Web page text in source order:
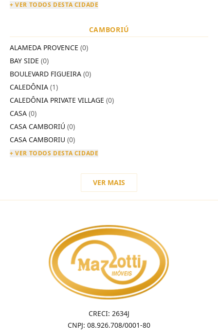
+ VER TODOS DESTA CIDADE
CAMBORIÚ
ALAMEDA PROVENCE (0)
BAY SIDE (0)
BOULEVARD FIGUEIRA (0)
CALEDÔNIA (1)
CALEDÔNIA PRIVATE VILLAGE (0)
CASA (0)
CASA CAMBORIÚ (0)
CASA CAMBORIU (0)
+ VER TODOS DESTA CIDADE
VER MAIS
CRECI: 2634J
CNPJ: 08.926.708/0001-80